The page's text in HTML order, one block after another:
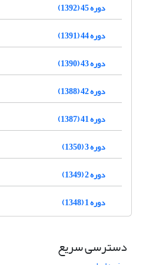
دوره 45 (1392)
دوره 44 (1391)
دوره 43 (1390)
دوره 42 (1388)
دوره 41 (1387)
دوره 3 (1350)
دوره 2 (1349)
دوره 1 (1348)
دسترسی سریع